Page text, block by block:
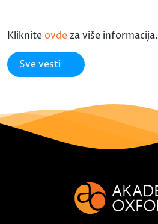
Kliknite ovde za više informacija.
Sve vesti